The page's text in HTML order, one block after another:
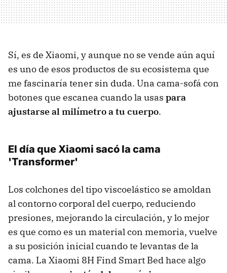
Sí, es de Xiaomi, y aunque no se vende aún aquí
es uno de esos productos de su ecosistema que
me fascinaría tener sin duda. Una cama-sofá con
botones que escanea cuando la usas para
ajustarse al milímetro a tu cuerpo.
El día que Xiaomi sacó la cama
'Transformer'
Los colchones del tipo viscoelástico se amoldan
al contorno corporal del cuerpo, reduciendo
presiones, mejorando la circulación, y lo mejor
es que como es un material con memoria, vuelve
a su posición inicial cuando te levantas de la
cama. La Xiaomi 8H Find Smart Bed hace algo